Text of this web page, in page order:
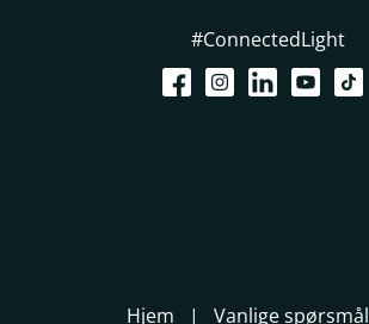
#ConnectedLight
Hjem Vanlige spørsmål